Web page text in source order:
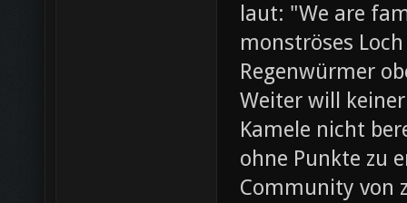
laut: "We are
monströses
Regenwürmer
Weiter will
Kamele nicht
ohne Punkte zu
Community von